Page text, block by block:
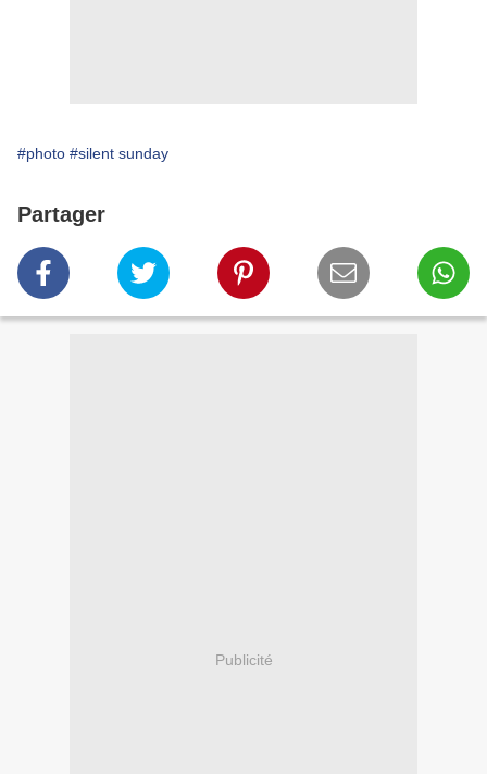
#photo #silent sunday
Partager
Publicité